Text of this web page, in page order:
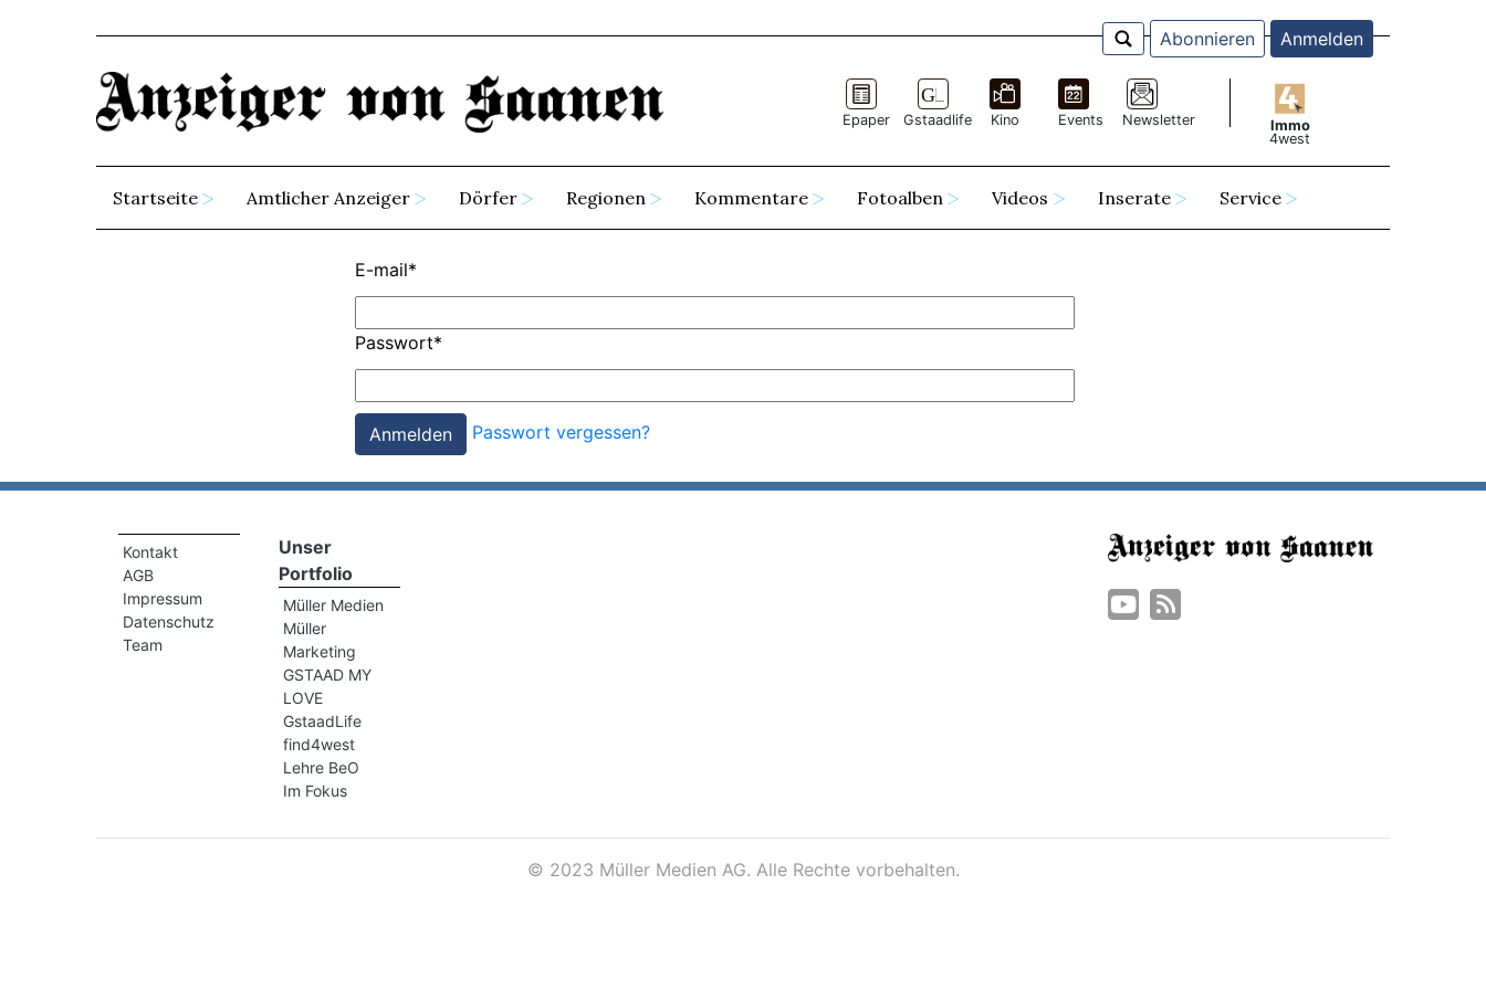
Abonnieren Anmelden
Epaper Gstaadlife Kino Events Newsletter
Immo
4west
Startseite Amtlicher Anzeiger Dörfer Regionen Kommentare Fotoalben Videos Inserate Service
E-mail*
Passwort*
Passwort vergessen?
Kontakt
AGB
Impressum
Datenschutz
Team
Unser
Portfolio
Müller Medien
Müller
Marketing
GSTAAD MY
LOVE
GstaadLife
find4west
Lehre BeO
Im Fokus
© 2023 Müller Medien AG. Alle Rechte vorbehalten.